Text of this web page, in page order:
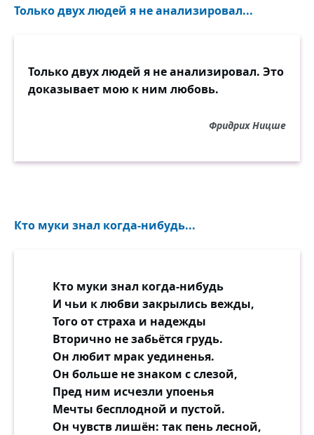
Только двух людей я не анализировал...
Только двух людей я не анализировал. Это
доказывает мою к ним любовь.
Фридрих Ницше
Кто муки знал когда-нибудь...
Кто муки знал когда-нибудь
И чьи к любви закрылись вежды,
Того от страха и надежды
Вторично не забьётся грудь.
Он любит мрак уединенья.
Он больше не знаком с слезой,
Пред ним исчезли упоенья
Мечты бесплодной и пустой.
Он чувств лишён: так пень лесной,